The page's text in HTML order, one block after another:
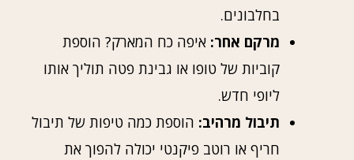
בחלבונים.
מרקם אחר: איפה כח המארק? הוספת
קוביות של טופו או גבינת פטה תוליך אותו
ליופי חדש.
תיבול מרהיב: הוספת כמה טיפות של תיבול
חריף או רוטב פיקנטי יכולה להפוך את